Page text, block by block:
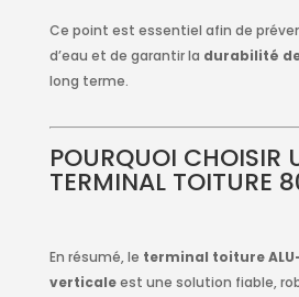
Ce point est essentiel afin de
d’eau et de garantir la durabilité
long terme.
POURQUOI CHOISIR
TERMINAL TOITURE
En résumé, le terminal toiture
verticaleest une solution fiable,